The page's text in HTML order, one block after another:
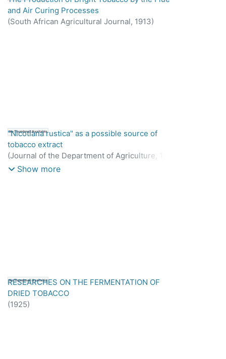
cản khi hút nằm trong khoảng từ 80 đến 150 mm
cột nước ở tốc độ dòng khí 17,5 cc/giây. Thuốc lá
điếu có tỷ lệ “nhựa” FTC trên nicotine nhỏ hơn
and Air Curing Processes
(South African Agricultural Journal, 1913)
No Thumbnail Available
"Nicotiana rustica" as a possible source of
tobacco extract
(Journal of the Department of Agriculture,
11 Show more
No Thumbnail Available
RESEARCHES ON THE FERMENTATION OF
DRIED TOBACCO
(1925)